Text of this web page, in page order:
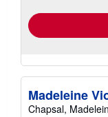
Madeleine
Chapsal,